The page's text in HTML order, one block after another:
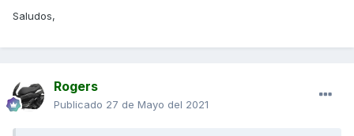
Saludos,
Rogers
Publicado 27 de Mayo del 2021